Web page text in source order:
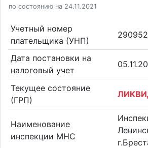
по состоянию на 24.11.2021
Учетный номер
плательщика (УНП)
Дата постановки на
налоговый учет
Текущее состояние
(ГРП)
Наименование
инспекции МНС